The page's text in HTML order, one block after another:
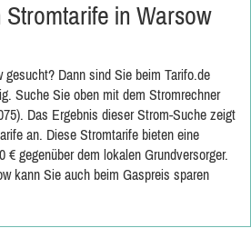
in Warsow
gesucht? Dann sind Sie beim Tarifo.de
Suche Sie oben mit dem Stromrechner
Das Ergebnis dieser Strom-Suche zeigt
an. Diese Stromtarife bieten eine
€ gegenüber dem lokalen Grundversorger.
kann Sie auch beim Gaspreis sparen